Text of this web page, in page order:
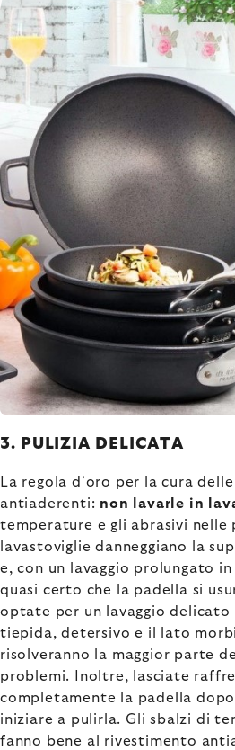
3. PULIZIA DELICATA
La regola d'oro per la cura
antiaderenti: non lavarle in
temperature e gli abrasivi nelle
lavastoviglie danneggiano la
e, con un lavaggio prolungato
quasi certo che la padella si
optate per un lavaggio delicato
tiepida, detersivo e il lato
risolveranno la maggior parte
problemi. Inoltre, lasciate
completamente la padella
iniziare a pulirla. Gli sbalzi di
fanno bene al rivestimento